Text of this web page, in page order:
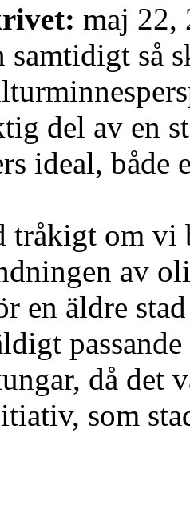
maj 22,
samtidigt så
del av en
ideal, både
tråkigt om vi
av
en äldre
då det
som